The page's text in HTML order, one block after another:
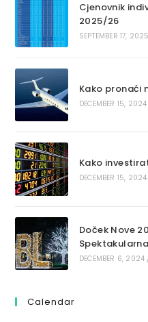
Cjenovnik
2025/26
SEPTEMBER 17, 2025
Kako pronaći
DECEMBER 15, 2024
Kako
DECEMBER 15, 2024
Doček Nove
DECEMBER 6, 2024
Calendar